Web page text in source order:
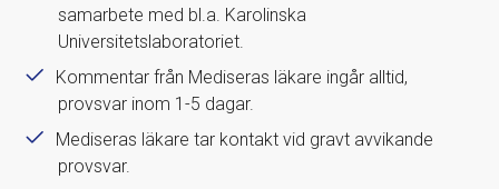
samarbete med bl.a. Karolinska
Universitetslaboratoriet.
Kommentar från Mediseras läkare ingår alltid,
provsvar inom 1-5 dagar.
Mediseras läkare tar kontakt vid gravt avvikande
provsvar.